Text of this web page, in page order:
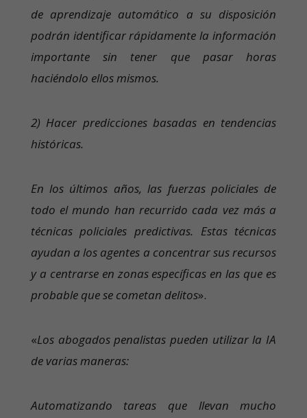
de aprendizaje automático a su disposición
podrán identificar rápidamente la información
importante sin tener que pasar horas
haciéndolo ellos mismos.
2) Hacer predicciones basadas en tendencias
históricas.
En los últimos años, las fuerzas policiales de
todo el mundo han recurrido cada vez más a
técnicas policiales predictivas. Estas técnicas
ayudan a los agentes a concentrar sus recursos
y a centrarse en zonas específicas en las que es
probable que se cometan delitos».
«Los abogados penalistas pueden utilizar la IA
de varias maneras:
Automatizando tareas que llevan mucho